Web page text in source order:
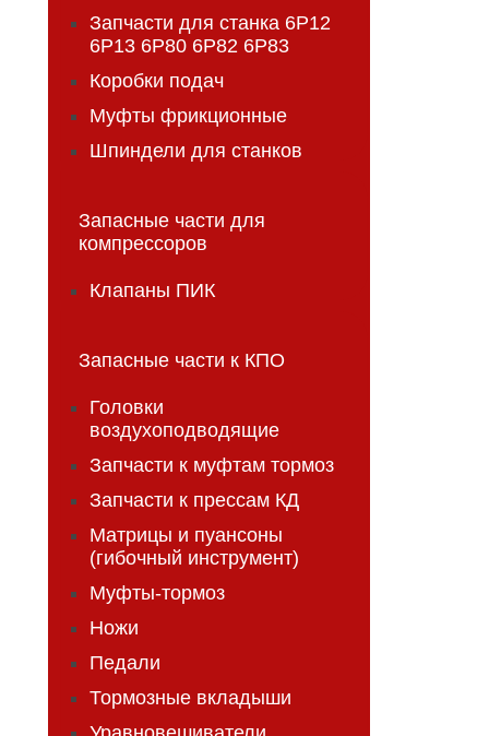
Запчасти для станка 6Р12
6Р13 6Р80 6Р82 6Р83
Коробки подач
Муфты фрикционные
Шпиндели для станков
Запасные части для
компрессоров
Клапаны ПИК
Запасные части к КПО
Головки
воздухоподводящие
Запчасти к муфтам тормоз
Запчасти к прессам КД
Матрицы и пуансоны
(гибочный инструмент)
Муфты-тормоз
Ножи
Педали
Тормозные вкладыши